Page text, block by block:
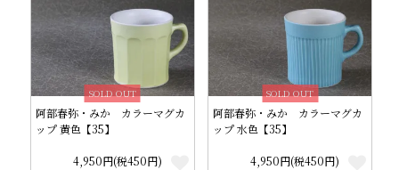
SOLD OUT
阿部春弥・みか カラーマグカ
ップ 黄色【35】
4,950円(税450円)
SOLD OUT
阿部春弥・みか カラーマグカ
ップ 水色【35】
4,950円(税450円)